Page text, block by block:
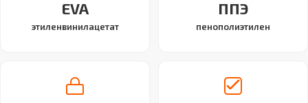
EVA
этиленвинилацетат
ППЭ
пенополиэтилен